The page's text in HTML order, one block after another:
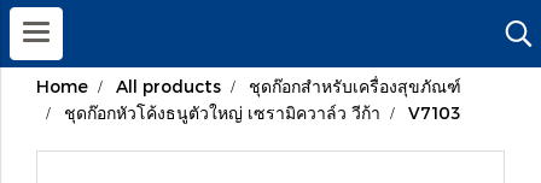
Home All products
ชุดก๊อกสำหรับเครื่องสุขภัณฑ์
ชุดก๊อกหัวโค้งธนูตัวใหญ่ เซรามิควาล์ว วีก้า
V7103